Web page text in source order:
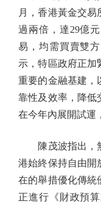
月，香港黃金交易
過兩倍，達29億
易，均需買賣雙
示，特區政府正加
重要的金融基建，
靠性及效率，降低
在今年內展開試運
陳茂波指出，無
港始終保持自由開
在的舉措優化傳統
正進行《財政預